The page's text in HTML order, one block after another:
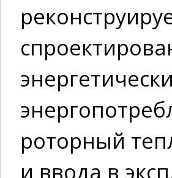
роторный
и ввода в